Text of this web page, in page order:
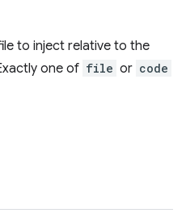
to inject relative to the
one of file or code